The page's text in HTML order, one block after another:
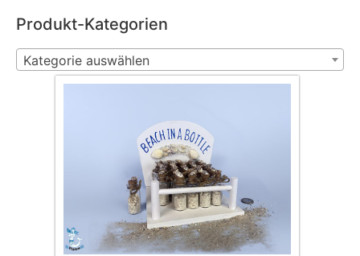
Produkt-Kategorien
Kategorie auswählen